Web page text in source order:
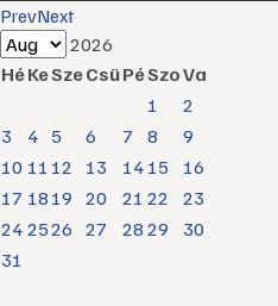
PrevNext
2026
HéKeSzeCsüPéSzoVa
1
2
3
4 5 6 7 8
9
10 11 12 13 14 15
16
17 18 19 20 21 22
23
24 2526 27 28 29
30
31